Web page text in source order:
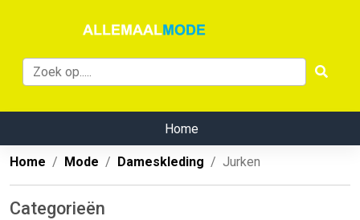
Home
Home Mode Dameskleding Jurken
Categorieën